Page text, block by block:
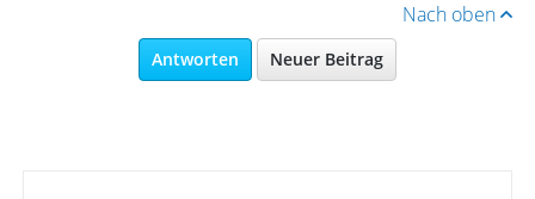
Nach oben
Antworten Neuer Beitrag